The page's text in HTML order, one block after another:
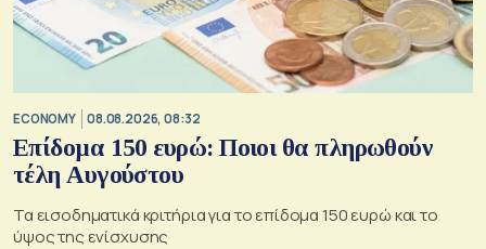
ECONOMY 08.08.2026, 08:32
Επίδομα 150 ευρώ: Ποιοι θα πληρωθούν
τέλη Αυγούστου
Τα εισοδηματικά κριτήρια για το επίδομα 150 ευρώ και το
ύψος της ενίσχυσης